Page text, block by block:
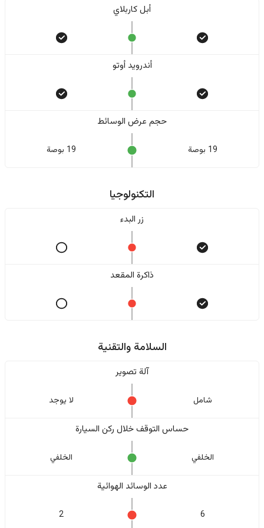
أبل كاربلاي
أندرويد أوتو
حجم عرض الوسائط
19 بوصة 19 بوصة
التكنولوجيا
زر البدء
ذاكرة المقعد
السلامة والتقنية
آلة تصوير
شامل لا يوجد
حساس التوقف خلال ركن السيارة
الخلفي الخلفي
عدد الوسائد الهوائية
6
2